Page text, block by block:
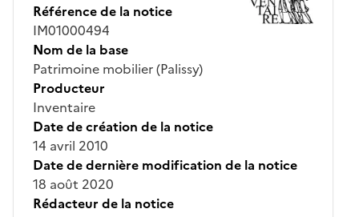
Référence de la notice
IM01000494
Nom de la base
Patrimoine mobilier (Palissy)
Producteur
Inventaire
Date de création de la notice
14 avril 2010
Date de dernière modification de la notice
18 août 2020
Rédacteur de la notice